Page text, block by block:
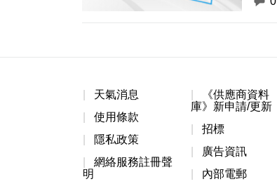
天氣消息
使用條款
隱私政策
網絡服務註冊聲
明
《供應商資料
庫》新申請/更新
招標
廣告資訊
內部電郵